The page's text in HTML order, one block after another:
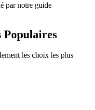
par notre guide
Populaires
les choix les plus